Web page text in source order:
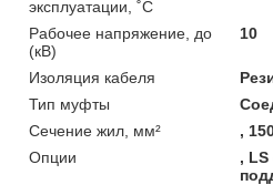
эксплуатации, ˚С
Рабочее напряжение, до
(кВ)
10
Изоляция кабеля
Тип муфты
Сечение жил, мм²
,
Опции
, LS